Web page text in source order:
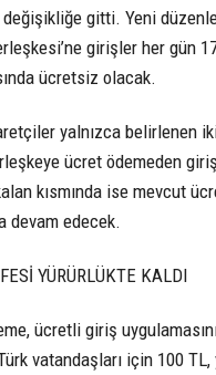
gitti. Yeni
girişler her gün
ücretsiz olacak.
yalnızca belirlenen
ücret ödemeden
kısmında ise mevcut
devam edecek.
YÜRÜRLÜKTE KALDI
ücretli giriş
vatandaşları için 100